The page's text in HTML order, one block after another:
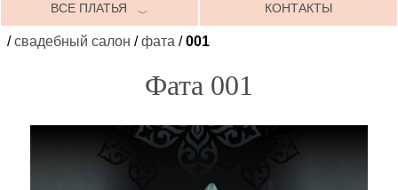
ВСЕ ПЛАТЬЯ ﹀ КОНТАКТЫ
/свадебный салон /фата /001
Фата 001